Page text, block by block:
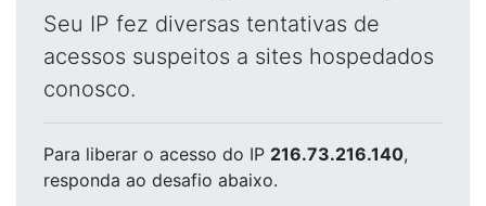
Seu IP fez diversas tentativas de
acessos suspeitos a sites hospedados
conosco.
Para liberar o acesso do IP 216.73.216.140,
responda ao desafio abaixo.